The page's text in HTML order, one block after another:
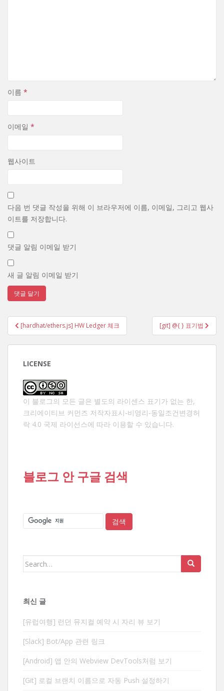
이름 *
이메일 *
웹사이트
다음 번 댓글 작성을 위해 이 브라우저에 이름, 이메일, 그리고 웹사
이트를 저장합니다.
댓글 알림 이메일 받기
새 글 알림 이메일 받기
글
탐
색
[hardhat/ethers.js] HW Ledger 체크 [git] @{ } 표기법
LICENSE
이 블로그의 모든 글은 별도의 라이센스 표기가 없는 한,
크리에이티브 커먼즈 저작자표시-비영리-동일조건변경허
락 4.0 국제 라이선스에 따라 이용할 수 있습니다.
블로그 안 구글 검색
Search
최신 글
[유럽여행] 런던 뮤지컬 예약 시 자리 뷰 보기
[Slack] Bot/App 관련 링크
[Android] 앱 안의 Webview DevTools처럼 보기
[Git] 로컬 브랜치 이름으로 자동 Push 설정하기